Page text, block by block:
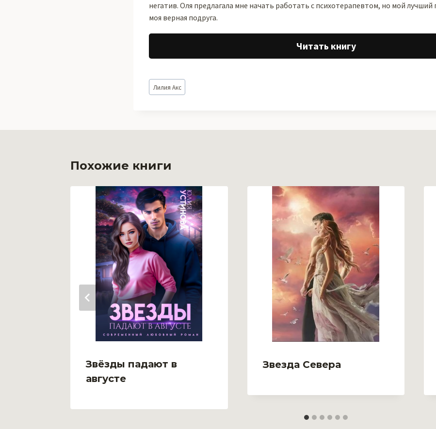
негатив. Оля предлагала мне начать работать с психотерапевтом, но мой лучший
моя верная подруга.
Читать книгу
Метки
записи:
Лилия Акс
Похожие книги
Звёзды падают в
августе
Звезда Севера